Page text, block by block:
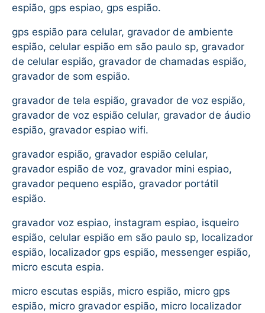
espião, gps espiao, gps espião.
gps espião para celular, gravador de ambiente
espião, celular espião em são paulo sp, gravador
de celular espião, gravador de chamadas espião,
gravador de som espião.
gravador de tela espião, gravador de voz espião,
gravador de voz espião celular, gravador de áudio
espião, gravador espiao wifi.
gravador espião, gravador espião celular,
gravador espião de voz, gravador mini espiao,
gravador pequeno espião, gravador portátil
espião.
gravador voz espiao, instagram espiao, isqueiro
espião, celular espião em são paulo sp, localizador
espião, localizador gps espião, messenger espião,
micro escuta espia.
micro escutas espiãs, micro espião, micro gps
espião, micro gravador espião, micro localizador